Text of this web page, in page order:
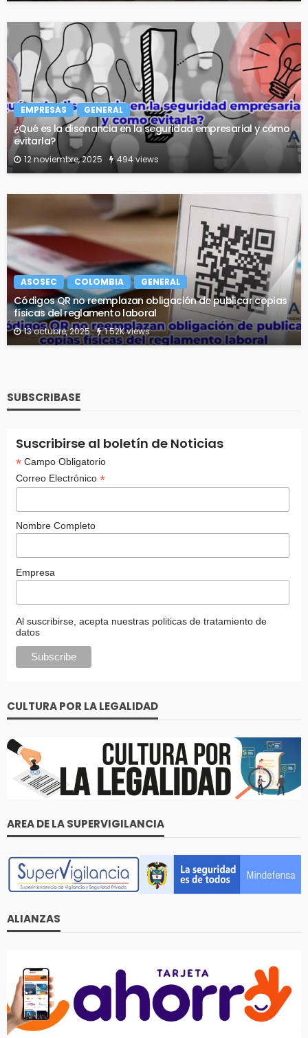
EMPRESAS GENERAL
¿Qué es la disonancia en la seguridad empresarial y cómo
evitarla?
12 noviembre, 2025 494 views
ASOSEC COLOMBIA GENERAL
Códigos QR no reemplazan obligación de publicar copias
físicas del reglamento laboral
13 octubre, 2025 1.52K views
SUBSCRIBASE
Suscribirse al boletín de Noticias
*Campo Obligatorio
Correo Electrónico *
Nombre Completo
Empresa
Al suscribirse, acepta nuestras politicas de tratamiento de
datos
CULTURA POR LA LEGALIDAD
AREA DE LA SUPERVIGILANCIA
ALIANZAS